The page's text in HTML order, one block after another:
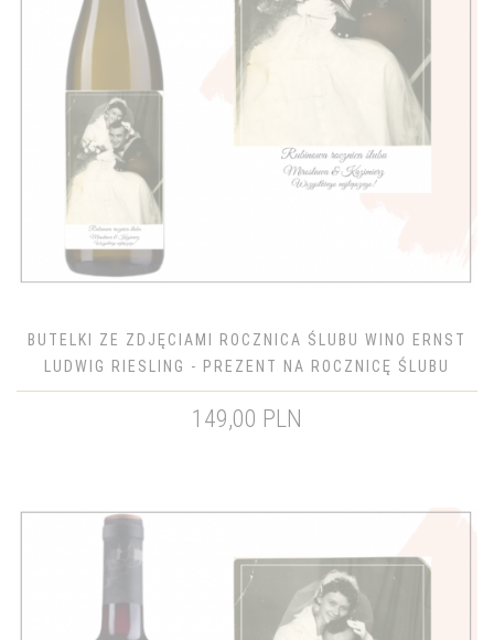
BUTELKI ZE ZDJĘCIAMI ROCZNICA ŚLUBU WINO ERNST
LUDWIG RIESLING - PREZENT NA ROCZNICĘ ŚLUBU
149,00 PLN